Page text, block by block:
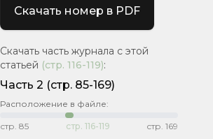
Скачать номер в PDF
Скачать часть журнала с этой
статьей (стр. 116-119):
Часть 2 (стр. 85-169)
Расположение в файле:
стр. 85 стр. 116-119 стр. 169